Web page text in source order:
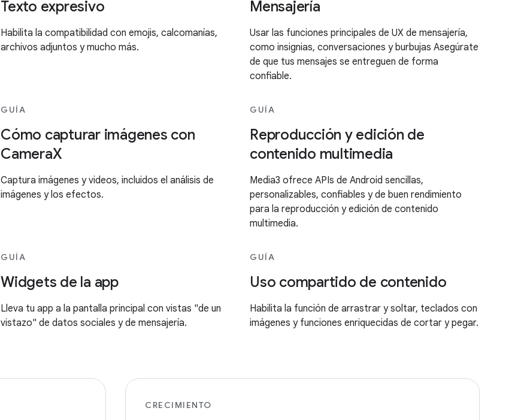
Texto expresivo
Habilita la compatibilidad con emojis, calcomanías,
archivos adjuntos y mucho más.
Mensajería
Usar las funciones principales de UX de mensajería,
como insignias, conversaciones y burbujas Asegúrate
de que tus mensajes se entreguen de forma
confiable.
GUÍA
Cómo capturar imágenes con
CameraX
Captura imágenes y videos, incluidos el análisis de
imágenes y los efectos.
GUÍA
Reproducción y edición de
contenido multimedia
Media3 ofrece APIs de Android sencillas,
personalizables, confiables y de buen rendimiento
para la reproducción y edición de contenido
multimedia.
GUÍA
Widgets de la app
Lleva tu app a la pantalla principal con vistas "de un
vistazo" de datos sociales y de mensajería.
GUÍA
Uso compartido de contenido
Habilita la función de arrastrar y soltar, teclados con
imágenes y funciones enriquecidas de cortar y pegar.
CRECIMIENTO